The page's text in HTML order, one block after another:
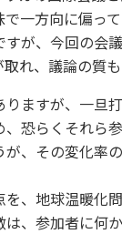
で一方向に偏っ
すが、今回の会
れ、議論の質
りますが、一旦
、恐らくそれら
が、その変化率
、地球温暖化
は、参加者に何